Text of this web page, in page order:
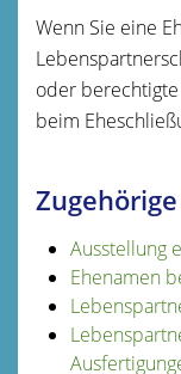
Wenn Sie eine
oder
beim
Ausstellung
Ehenamen